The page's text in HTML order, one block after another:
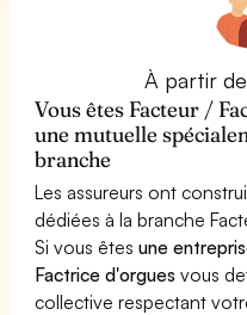
À partir
Vous êtes Facteur /
une mutuelle
branche
Les assureurs ont
dédiées à la branche
Si vous êtesune
Factrice d'orgues vous
collective respectant